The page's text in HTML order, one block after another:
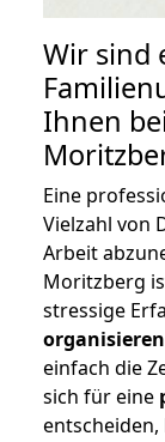
Wir sind
Ihnen
Eine
Vielzahl von
Arbeit
Moritzberg
stressige
organisieren
einfach die
sich für eine
entscheiden,